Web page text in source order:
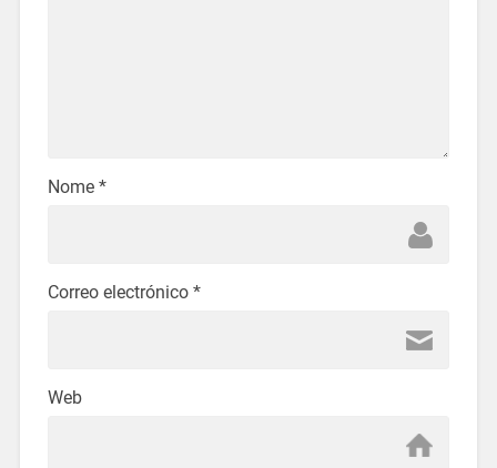
Nome *
Correo electrónico *
Web